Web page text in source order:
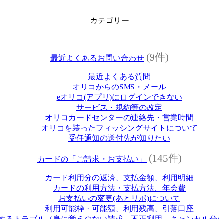
カテゴリー
最近よくあるお問い合わせ (9件)
最近よくある質問
オリコからのSMS・メール
eオリコ(アプリ)にログインできない
サービス・規約等の改定
オリコカードセンターの連絡先・営業時間
オリコを装ったフィッシングサイトについて
受任通知の送付先が知りたい
カードの「ご請求・お支払い」 (145件)
カード利用分の返済、支払金額、利用明細
カードの利用方法・支払方法、年会費
お支払いの変更(あとリボ)について
利用可能枠・可能額、利用残高、引落口座